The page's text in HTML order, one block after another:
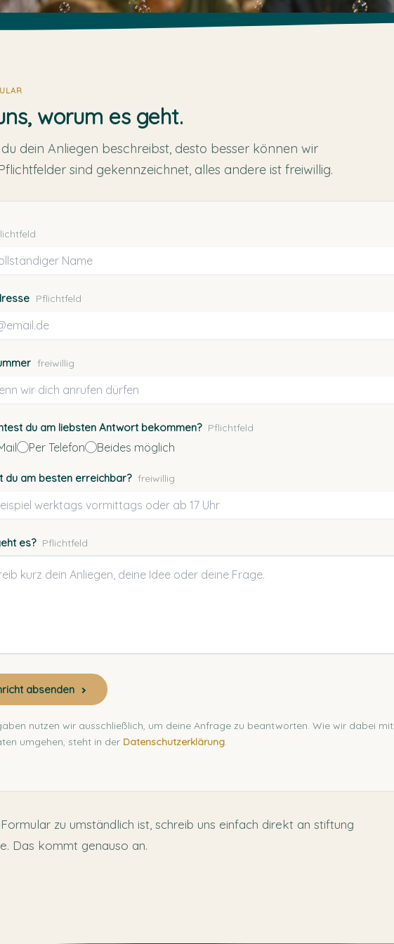
worum es geht.
dein Anliegen beschreibst, desto besser können wir
sind gekennzeichnet, alles andere ist freiwillig.
Pflichtfeld
freiwillig
du am liebsten Antwort bekommen? Pflichtfeld
Per Telefon Beides möglich
du am besten erreichbar? freiwillig
es? Pflichtfeld
absenden
nutzen wir ausschließlich, um deine Anfrage zu beantworten. Wie wir dabei mit
umgehen, steht in der Datenschutzerklärung.
zu umständlich ist, schreib uns einfach direkt an stiftung
Das kommt genauso an.